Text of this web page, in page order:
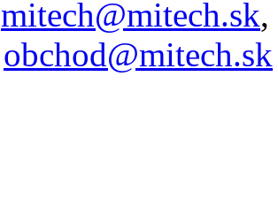
mitech@mitech.sk,
obchod@mitech.sk